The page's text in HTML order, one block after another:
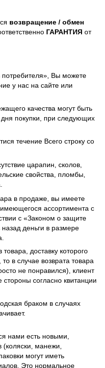
возвращение / обмен
ГАРАНТИЯ от
потребителя», Вы можете
у нас на сайте или
качества могут быть
покупки, при следующих
течение Всего строку со
царапин, сколов,
свойства, пломбы,
в продаже, вы имеете
ассортимента с
с «Законом о защите
деньги в размере
доставку которого
в случае возврата товара
не понравился), клиент
стороны согласно квитанции
браком в случаях
нами есть новыми,
(коляски, манежи,
могут иметь
Это нормальное